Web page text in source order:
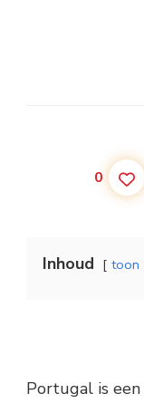
0
Inhoud toon
Portugal is